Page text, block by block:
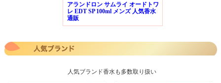
アランドロン サムライ オードトワ
レ EDT SP 100ml メンズ 人気香水
通販
人気ブランド香水も多数取り扱い